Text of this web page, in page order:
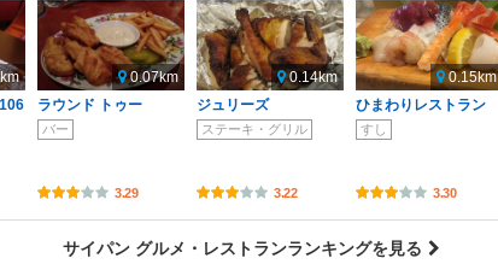
0.07km
ラウンド トゥー
バー
3.29
0.14km
ジュリーズ
ステーキ・グリル
3.22
0.15km
ひまわりレストラン
すし
3.30
サイパン グルメ・レストランランキングを見る